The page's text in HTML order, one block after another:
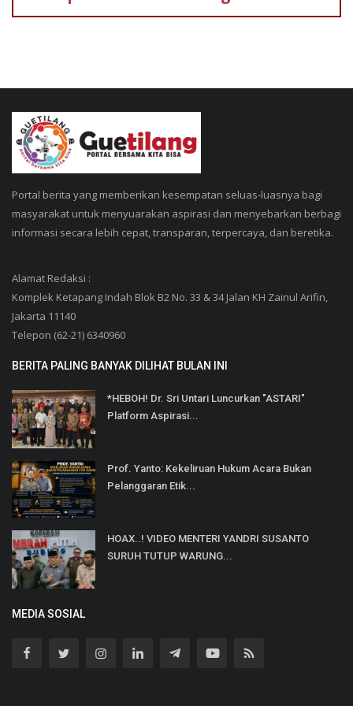
Portal berita yang memberikan kesempatan seluas-luasnya bagi
masyarakat untuk menyuarakan aspirasi dan menyebarkan berbagi
informasi secara lebih cepat, transparan, terpercaya, dan beretika.
Alamat Redaksi :
Komplek Ketapang Indah Blok B2 No. 33 & 34 Jalan KH Zainul Arifin,
Jakarta 11140
Telepon (62-21) 6340960
BERITA PALING BANYAK DILIHAT BULAN INI
*HEBOH! Dr. Sri Untari Luncurkan "ASTARI"
Platform Aspirasi...
Prof. Yanto: Kekeliruan Hukum Acara Bukan
Pelanggaran Etik...
HOAX..! VIDEO MENTERI YANDRI SUSANTO
SURUH TUTUP WARUNG...
MEDIA SOSIAL